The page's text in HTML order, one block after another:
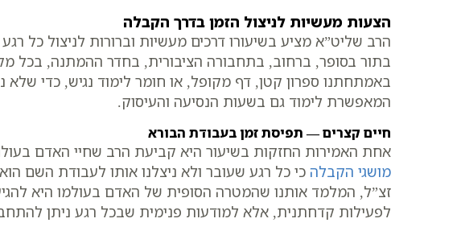
הצעות מעשיות לניצול הזמן בדרך הקבלה
הרב שליט”א מציע בשיעורו דרכים מעשיות וברורות לניצול כל
בתור בסופר, ברחוב, בתחבורה הציבורית, בחדר ההמתנה, בכל
באמתחתנו ספרון קטן, דף מקופל, או חומר לימוד נגיש, כדי
המאפשרת לימוד גם בשעות הנסיעה והעיסוק.
חיים קצרים — תפיסת זמן בעבודת הבורא
אחת האמירות החזקות בשיעור היא קביעת הרב שחיי האדם
מושגי הקבלה כי כל רגע שעובר ולא ניצלנו אותו לעבודת השם
זצ”ל, המלמד אותנו שהמטרה הסופית של האדם בעולמו היא
לפעילות קדחתנית, אלא למודעות פנימית שבכל רגע ניתן